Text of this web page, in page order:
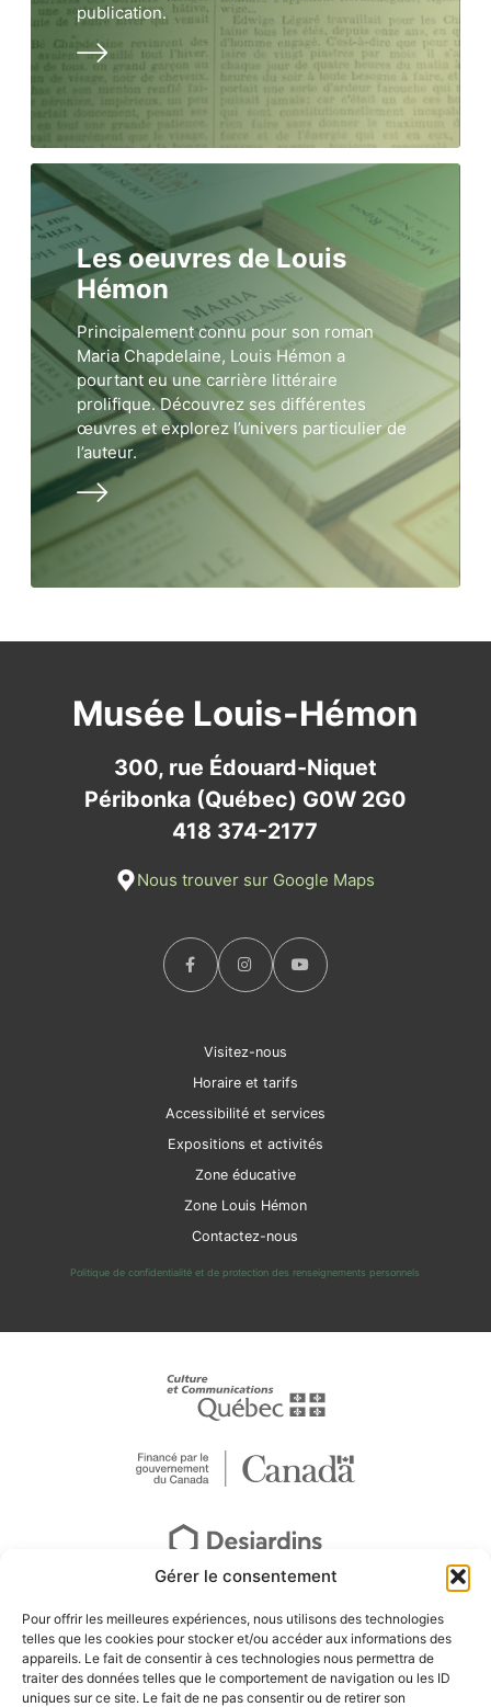
Gérer le consentement
Pour offrir les meilleures expériences, nous utilisons des technologies
telles que les cookies pour stocker et/ou accéder aux informations des
appareils. Le fait de consentir à ces technologies nous permettra de
traiter des données telles que le comportement de navigation ou les ID
uniques sur ce site. Le fait de ne pas consentir ou de retirer son
publication.
Les oeuvres de Louis
Hémon
Principalement connu pour son roman
Maria Chapdelaine, Louis Hémon a
pourtant eu une carrière littéraire
prolifique. Découvrez ses différentes
œuvres et explorez l’univers particulier de
l’auteur.
Musée Louis-Hémon
300, rue Édouard-Niquet
Péribonka (Québec) G0W 2G0
418 374-2177
Nous trouver sur Google Maps
Visitez-nous
Horaire et tarifs
Accessibilité et services
Expositions et activités
Zone éducative
Zone Louis Hémon
Contactez-nous
Politique de confidentialité et de protection des renseignements personnels